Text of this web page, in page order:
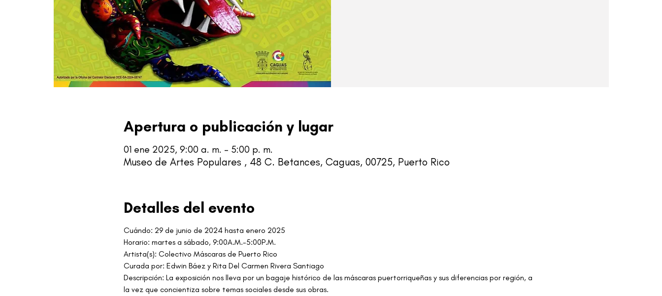
Apertura o publicación y lugar
01 ene 2025, 9:00 a. m. – 5:00 p. m.
Museo de Artes Populares , 48 C. Betances, Caguas, 00725, Puerto Rico
Detalles del evento
Cuándo: 29 de junio de 2024 hasta enero 2025
Horario: martes a sábado, 9:00A.M.-5:00P.M.
Artista(s): Colectivo Máscaras de Puerto Rico
Curada por: Edwin Báez y Rita Del Carmen Rivera Santiago
Descripción: La exposición nos lleva por un bagaje histórico de las máscaras puertorriqueñas y sus diferencias por región, a
la vez que concientiza sobre temas sociales desde sus obras.